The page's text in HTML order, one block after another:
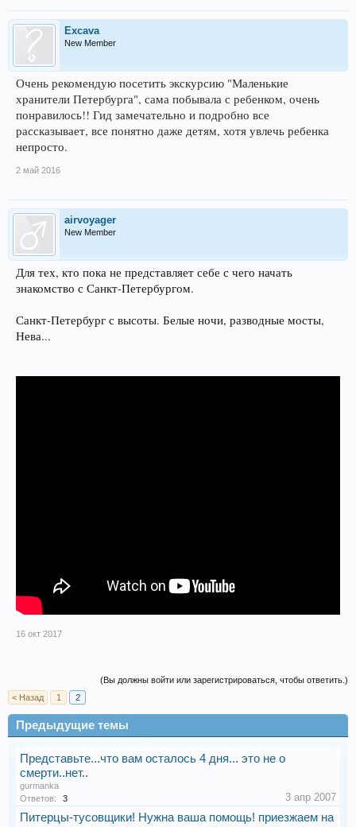
Excava
New Member
Очень рекомендую посетить экскурсию "Маленькие
хранители Петербурга", сама побывала с ребенком, очень
понравилось!! Гид замечательно и подробно все
рассказывает, все понятно даже детям, хотя увлечь ребенка
непросто.
2 май 2016
airvoyager
New Member
Для тех, кто пока не представляет себе с чего начать
знакомство с Санкт-Петербургом.
Санкт-Петербург с высоты. Белые ночи, разводные мосты,
Нева...
16 окт 2017
(Вы должны войти или зарегистрироваться, чтобы ответить.)
< Назад
1 2
Предыдущие темы
Представьте...что вам осталось 4 дня... это не о
смерти..нет..
gurmanka
Ответов:
3 3 апр 2007
Питерцы-тусовщики! Нужна ваша помощь! приезжаем на